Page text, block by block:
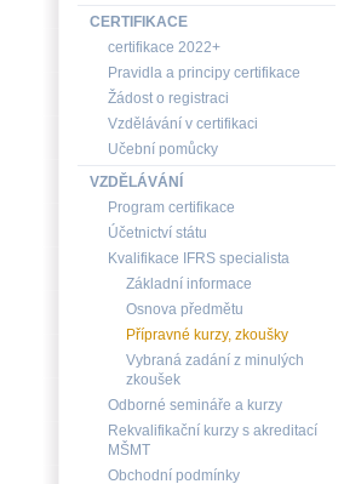
CERTIFIKACE
certifikace 2022+
Pravidla a principy certifikace
Žádost o registraci
Vzdělávání v certifikaci
Učební pomůcky
VZDĚLÁVÁNÍ
Program certifikace
Účetnictví státu
Kvalifikace IFRS specialista
Základní informace
Osnova předmětu
Přípravné kurzy, zkoušky
Vybraná zadání z minulých
zkoušek
Odborné semináře a kurzy
Rekvalifikační kurzy s akreditací
MŠMT
Obchodní podmínky